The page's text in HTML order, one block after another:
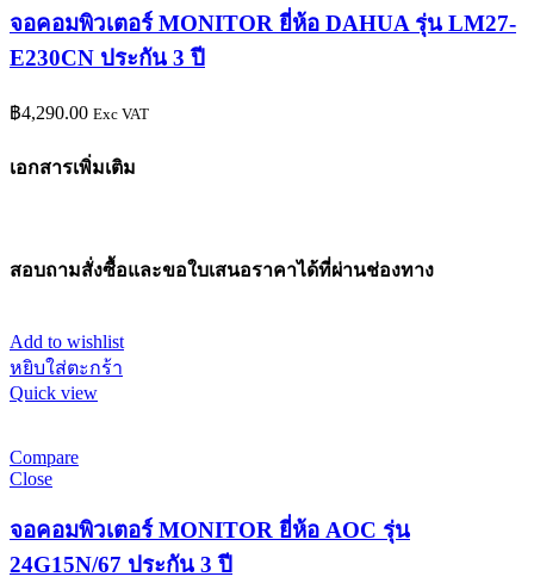
จอคอมพิวเตอร์ MONITOR ยี่ห้อ DAHUA รุ่น LM27-
E230CN ประกัน 3 ปี
฿4,290.00 Exc VAT
เอกสารเพิ่มเติม
สอบถามสั่งซื้อและขอใบเสนอราคาได้ที่ผ่านช่องทาง
Add to wishlist
หยิบใส่ตะกร้า
Quick view
Compare
Close
จอคอมพิวเตอร์ MONITOR ยี่ห้อ AOC รุ่น
24G15N/67 ประกัน 3 ปี